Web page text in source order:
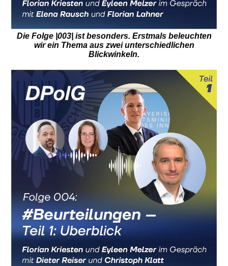
Die Folge |003| ist besonders. Erstmals beleuchten
wir ein Thema aus zwei unterschiedlichen
Blickwinkeln.